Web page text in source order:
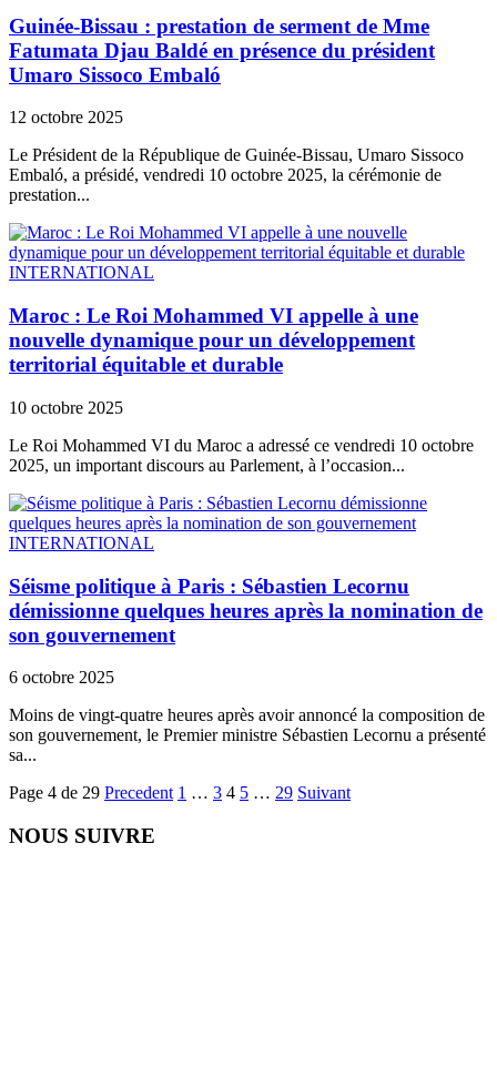
Guinée-Bissau : prestation de serment de Mme
Fatumata Djau Baldé en présence du président
Umaro Sissoco Embaló
12 octobre 2025
Le Président de la République de Guinée-Bissau, Umaro Sissoco
Embaló, a présidé, vendredi 10 octobre 2025, la cérémonie de
prestation...
INTERNATIONAL
Maroc : Le Roi Mohammed VI appelle à une
nouvelle dynamique pour un développement
territorial équitable et durable
10 octobre 2025
Le Roi Mohammed VI du Maroc a adressé ce vendredi 10 octobre
2025, un important discours au Parlement, à l’occasion...
INTERNATIONAL
Séisme politique à Paris : Sébastien Lecornu
démissionne quelques heures après la nomination de
son gouvernement
6 octobre 2025
Moins de vingt-quatre heures après avoir annoncé la composition de
son gouvernement, le Premier ministre Sébastien Lecornu a présenté
sa...
Page 4 de 29 Precedent 1 … 3 4 5 … 29 Suivant
NOUS SUIVRE